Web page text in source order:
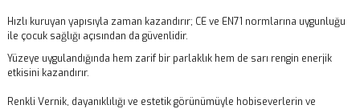
Hızlı kuruyan yapısıyla zaman kazandırır; CE ve EN71 normlarına uygunluğu
ile çocuk sağlığı açısından da güvenlidir.
Yüzeye uygulandığında hem zarif bir parlaklık hem de sarı rengin enerjik
etkisini kazandırır.
Renkli Vernik, dayanıklılığı ve estetik görünümüyle hobiseverlerin ve